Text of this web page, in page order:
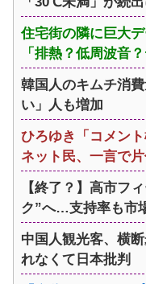
住宅街の隣に巨大
「排熱？低周波音
韓国人のキムチ消
い」人も増加
ひろゆき「コメン
ネット民、一言で
【終了？】高市フ
ク”へ…支持率も市
中国人観光客、横
れなくて日本批判